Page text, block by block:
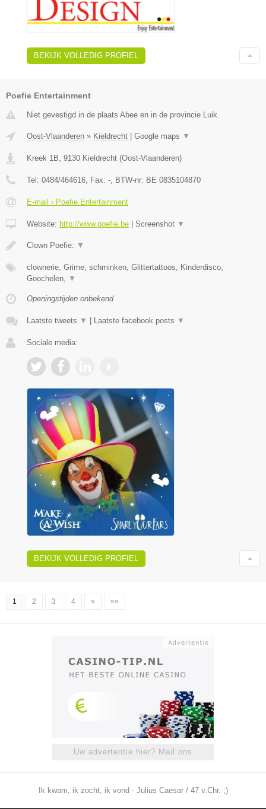
BEKIJK VOLLEDIG PROFIEL
Poefie Entertainment
Niet gevestigd in de plaats Abee en in de provincie Luik.
Oost-Vlaanderen » Kieldrecht Google maps ▼
Kreek 1B, 9130 Kieldrecht (Oost-Vlaanderen)
Tel: 0484/464616, Fax: -, BTW-nr: BE 0835104870
E-mail › Poefie Entertainment
Website: http://www.poefie.be Screenshot ▼
Clown Poefie: ▼
clownerie, Grime, schminken, Glittertattoos, Kinderdisco,
Goochelen, ▼
Openingstijden onbekend
Laatste tweets ▼ Laatste facebook posts ▼
Sociale media:
BEKIJK VOLLEDIG PROFIEL
1 2 3 4 » »»
Uw advertentie hier? Mail ons
Ik kwam, ik zocht, ik vond - Julius Caesar / 47 v.Chr. ;)